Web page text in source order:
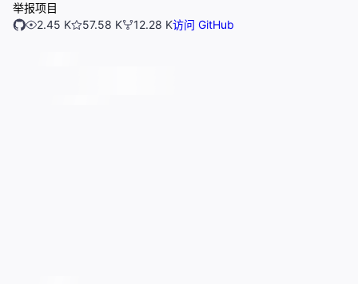
举报项目
2.45 K
57.58 K 12.28 K访问 GitHub